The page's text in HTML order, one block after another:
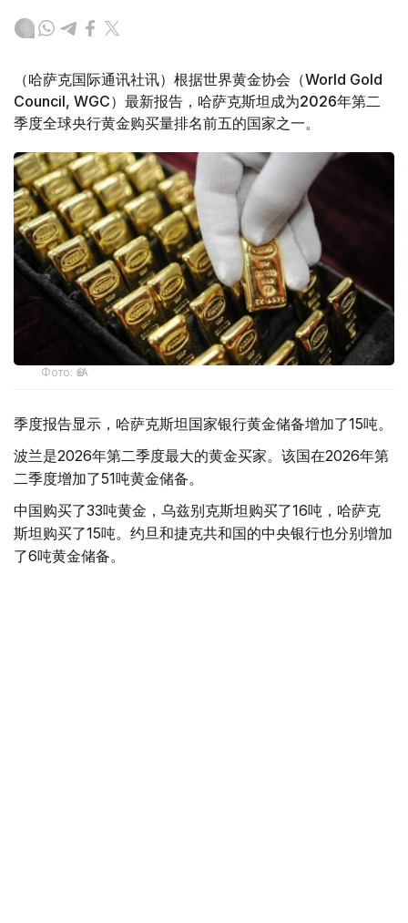
（哈萨克国际通讯社讯）根据世界黄金协会（World Gold
Council, WGC）最新报告，哈萨克斯坦成为2026年第二
季度全球央行黄金购买量排名前五的国家之一。
Фото: ӨзА
季度报告显示，哈萨克斯坦国家银行黄金储备增加了15吨。
波兰是2026年第二季度最大的黄金买家。该国在2026年第
二季度增加了51吨黄金储备。
中国购买了33吨黄金，乌兹别克斯坦购买了16吨，哈萨克
斯坦购买了15吨。约旦和捷克共和国的中央银行也分别增加
了6吨黄金储备。